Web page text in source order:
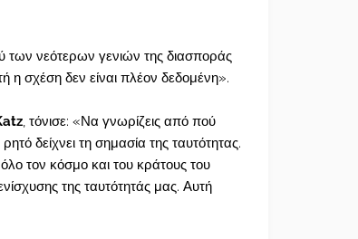
των νεότερων γενιών της διασποράς
η σχέση δεν είναι πλέον δεδομένη».
, τόνισε: «Να γνωρίζεις από πού
δείχνει τη σημασία της ταυτότητας.
τον κόσμο και του κράτους του
της ταυτότητάς μας. Αυτή